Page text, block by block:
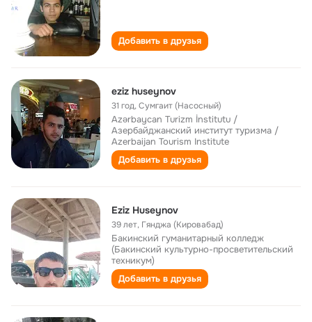
Добавить в друзья
eziz huseynov
31 год,Сумгаит (Насосный)
Azərbaycan Turizm İnstitutu /
Азербайджанский институт туризма /
Azerbaijan Tourism Institute
Добавить в друзья
Eziz Huseynov
39 лет, Гянджа (Кировабад)
Бакинский гуманитарный колледж
(Бакинский культурно-просветительский
техникум)
Добавить в друзья